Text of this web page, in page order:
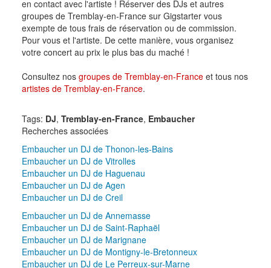
en contact avec l'artiste ! Réserver des DJs et autres
groupes de Tremblay-en-France sur Gigstarter vous
exempte de tous frais de réservation ou de commission.
Pour vous et l'artiste. De cette manière, vous organisez
votre concert au prix le plus bas du maché !
Consultez nos groupes de Tremblay-en-Franceet tous nos
artistes de Tremblay-en-France.
Tags: DJ, Tremblay-en-France, Embaucher
Recherches associées
Embaucher un DJ de Thonon-les-Bains
Embaucher un DJ de Vitrolles
Embaucher un DJ de Haguenau
Embaucher un DJ de Agen
Embaucher un DJ de Creil
Embaucher un DJ de Annemasse
Embaucher un DJ de Saint-Raphaël
Embaucher un DJ de Marignane
Embaucher un DJ de Montigny-le-Bretonneux
Embaucher un DJ de Le Perreux-sur-Marne